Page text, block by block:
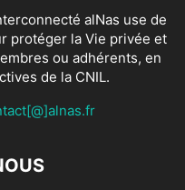
alNas use de
protéger la Vie privée et
ou adhérents, en
de la CNIL.